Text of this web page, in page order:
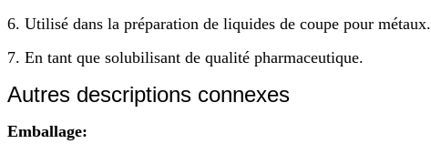
6. Utilisé dans la préparation de liquides de coupe pour métaux.
7. En tant que solubilisant de qualité pharmaceutique.
Autres descriptions connexes
Emballage: